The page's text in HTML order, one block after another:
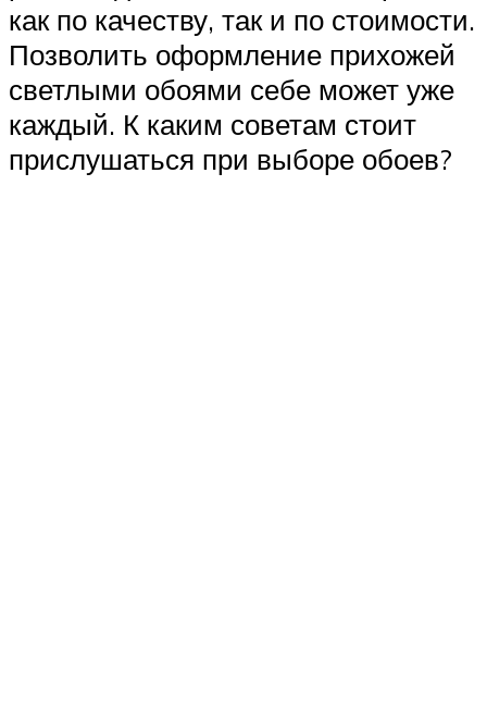
как по качеству, так и по стоимости.
Позволить оформление прихожей
светлыми обоями себе может уже
каждый. К каким советам стоит
прислушаться при выборе обоев?